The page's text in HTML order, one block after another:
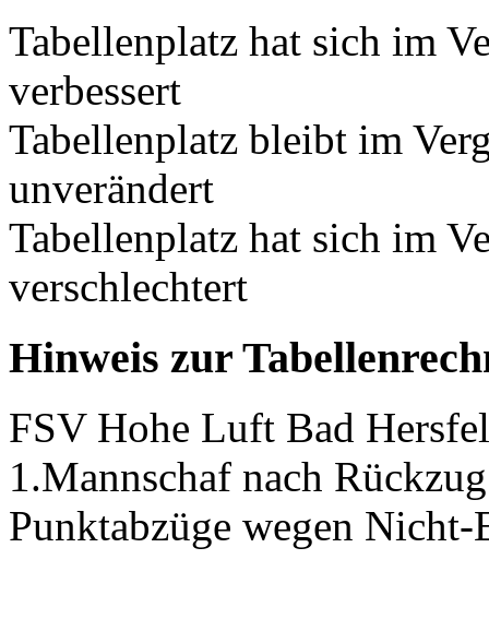
Tabellenplatz hat sich im
verbessert
Tabellenplatz bleibt im
unverändert
Tabellenplatz hat sich im
verschlechtert
Hinweis zur
FSV Hohe Luft Bad
1.Mannschaf nach
Punktabzüge wegen